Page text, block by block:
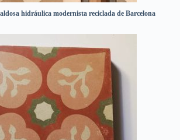
hidráulica modernista reciclada de Barcelona